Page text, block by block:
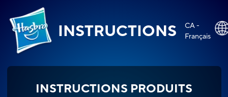
INSTRUCTIONS
CA -
Français
INSTRUCTIONS PRODUITS